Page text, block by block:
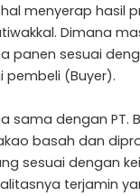
menyerap hasil
Dimana
panen sesuai
pembeli (Buyer).
sama dengan PT.
basah dan
sesuai dengan
terjamin